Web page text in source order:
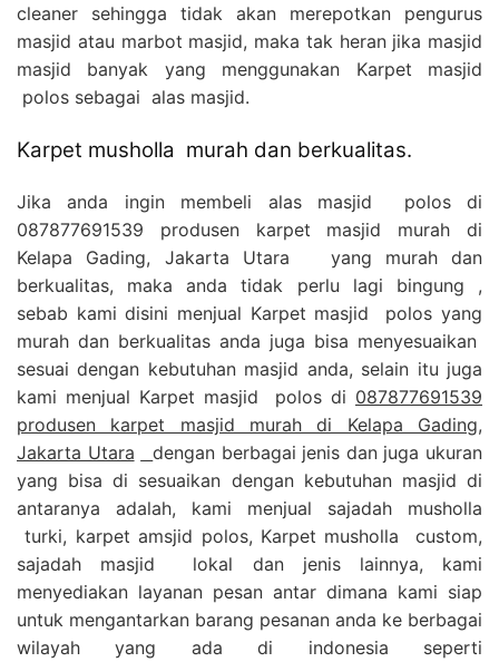
cleaner sehingga tidak akan merepotkan pengurus
masjid atau marbot masjid, maka tak heran jika masjid
masjid banyak yang menggunakan Karpet masjid
polos sebagai alas masjid.
Karpet musholla murah dan berkualitas.
Jika anda ingin membeli alas masjid polos di
087877691539 produsen karpet masjid murah di
Kelapa Gading, Jakarta Utara yang murah dan
berkualitas, maka anda tidak perlu lagi bingung ,
sebab kami disini menjual Karpet masjid polos yang
murah dan berkualitas anda juga bisa menyesuaikan
sesuai dengan kebutuhan masjid anda, selain itu juga
kami menjual Karpet masjid polos di 087877691539
produsen karpet masjid murah di Kelapa Gading,
Jakarta Utara
dengan berbagai jenis dan juga ukuran
yang bisa di sesuaikan dengan kebutuhan masjid di
antaranya adalah, kami menjual sajadah musholla
turki, karpet amsjid polos, Karpet musholla custom,
sajadah masjid lokal dan jenis lainnya, kami
menyediakan layanan pesan antar dimana kami siap
untuk mengantarkan barang pesanan anda ke berbagai
wilayah yang ada di indonesia seperti